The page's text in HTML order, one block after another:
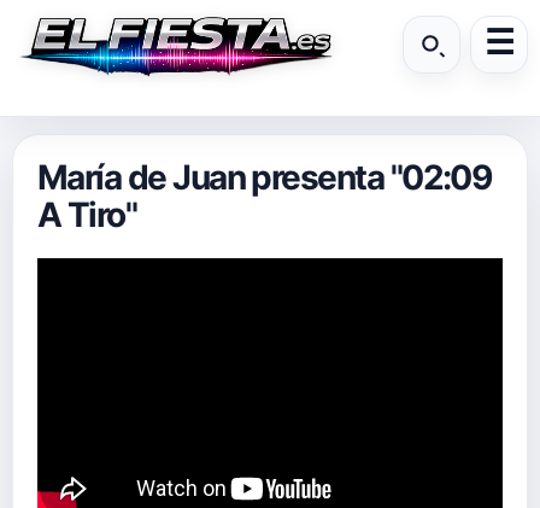
María de Juan presenta "02:09
A Tiro"